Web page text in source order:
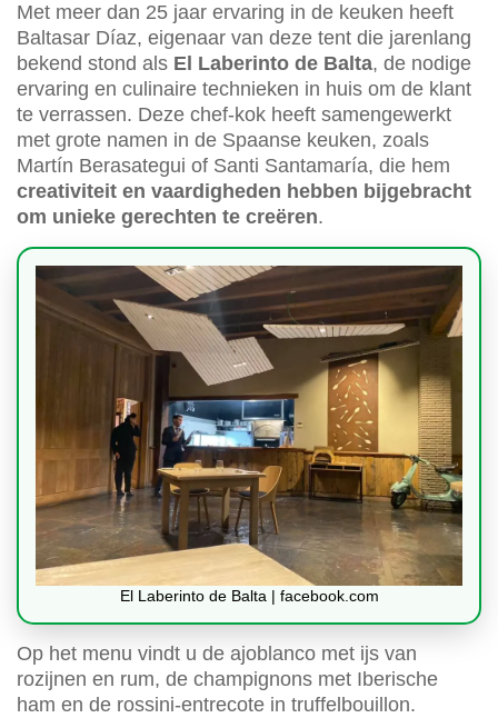
Met meer dan 25 jaar ervaring in de keuken heeft
Baltasar Díaz, eigenaar van deze tent die jarenlang
bekend stond als El Laberinto de Balta, de nodige
ervaring en culinaire technieken in huis om de klant
te verrassen. Deze chef-kok heeft samengewerkt
met grote namen in de Spaanse keuken, zoals
Martín Berasategui of Santi Santamaría, die hem
creativiteit en vaardigheden hebben bijgebracht
om unieke gerechten te creëren.
El Laberinto de Balta | facebook.com
Op het menu vindt u de ajoblanco met ijs van
rozijnen en rum, de champignons met Iberische
ham en de rossini-entrecote in truffelbouillon.